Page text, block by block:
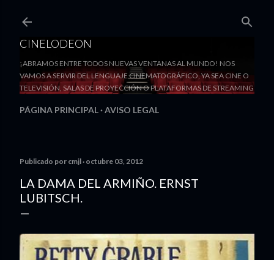
CINELODEON
¡ABRAMOS ENTRE TODOS NUEVAS VENTANAS AL MUNDO! NOS
VAMOS A SERVIR DEL LENGUAJE CINEMATOGRÁFICO, YA SEA CINE O
TELEVISIÓN, SALAS DE PROYECCIÓN O PLATAFORMAS DE STREAMING
PÁGINA PRINCIPAL AVISO LEGAL
Publicado por cmjl octubre 03, 2012
LA DAMA DEL ARMIÑO. ERNST
LUBITSCH.